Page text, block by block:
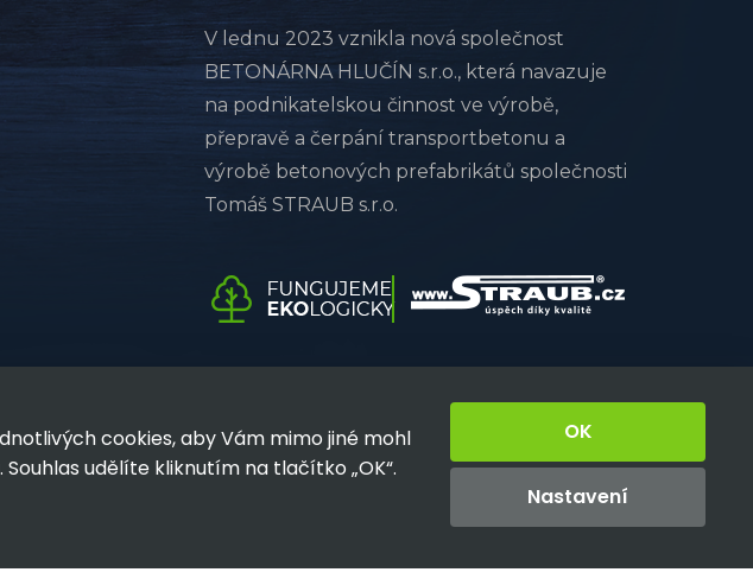
V lednu 2023 vznikla nová společnost
BETONÁRNA HLUČÍN s.r.o., která navazuje
na podnikatelskou činnost ve výrobě,
přepravě a čerpání transportbetonu a
výrobě betonových prefabrikátů společnosti
Tomáš STRAUB s.r.o.
cookies, aby Vám mimo jiné mohl
udělíte kliknutím na tlačítko „OK“.
OK
Nastavení